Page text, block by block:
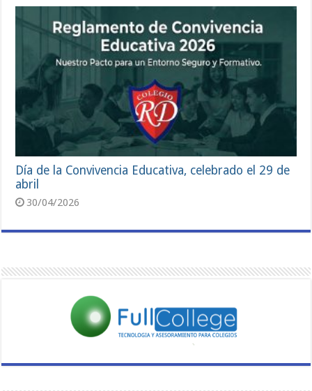
Día de la Convivencia Educativa, celebrado el 29 de
abril
30/04/2026